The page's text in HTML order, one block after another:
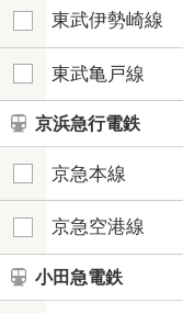
東武伊勢崎線
東武亀戸線
京浜急行電鉄
京急本線
京急空港線
小田急電鉄